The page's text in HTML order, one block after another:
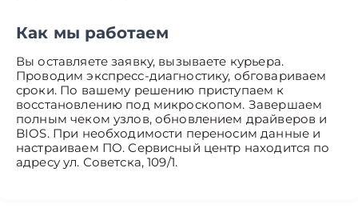
Как мы работаем
Вы оставляете заявку, вызываете курьера.
Проводим экспресс-диагностику, обговариваем
сроки. По вашему решению приступаем к
восстановлению под микроскопом. Завершаем
полным чеком узлов, обновлением драйверов и
BIOS. При необходимости переносим данные и
настраиваем ПО. Сервисный центр находится по
адресу ул. Советска, 109/1.